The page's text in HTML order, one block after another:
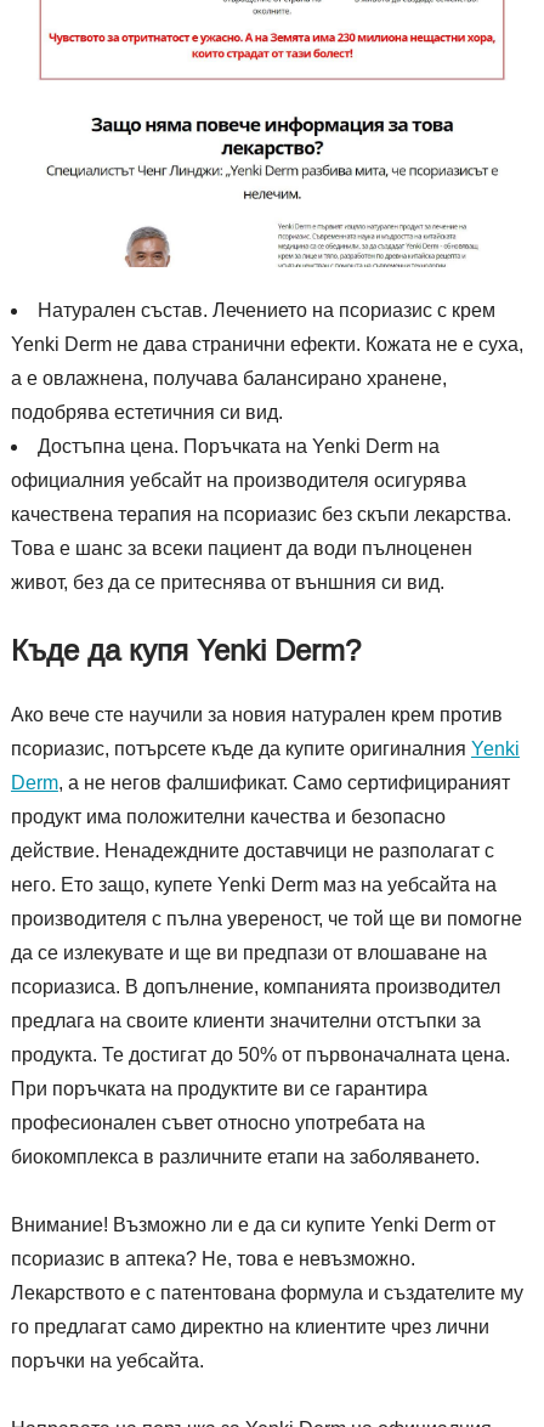
Натурален състав. Лечението на псориазис с крем
Yenki Derm не дава странични ефекти. Кожата не е суха,
а е овлажнена, получава балансирано хранене,
подобрява естетичния си вид.
Достъпна цена. Поръчката на Yenki Derm на
официалния уебсайт на производителя осигурява
качествена терапия на псориазис без скъпи лекарства.
Това е шанс за всеки пациент да води пълноценен
живот, без да се притеснява от външния си вид.
Къде да купя Yenki Derm?
Ако вече сте научили за новия натурален крем против
псориазис, потърсете къде да купите оригиналния Yenki
Derm, а не негов фалшификат. Само сертифицираният
продукт има положителни качества и безопасно
действие. Ненадеждните доставчици не разполагат с
него. Ето защо, купете Yenki Derm маз на уебсайта на
производителя с пълна увереност, че той ще ви помогне
да се излекувате и ще ви предпази от влошаване на
псориазиса. В допълнение, компанията производител
предлага на своите клиенти значителни отстъпки за
продукта. Те достигат до 50% от първоначалната цена.
При поръчката на продуктите ви се гарантира
професионален съвет относно употребата на
биокомплекса в различните етапи на заболяването.
Внимание! Възможно ли е да си купите Yenki Derm от
псориазис в аптека? Не, това е невъзможно.
Лекарството е с патентована формула и създателите му
го предлагат само директно на клиентите чрез лични
поръчки на уебсайта.